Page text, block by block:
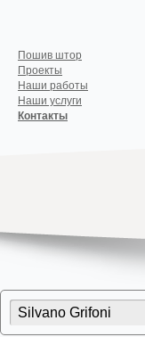
Пошив штор
Проекты
Наши работы
Наши услуги
Контакты